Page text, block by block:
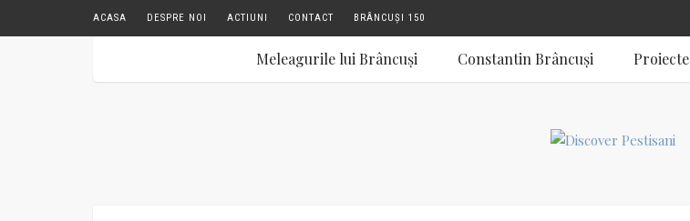
ACASA DESPRE NOI ACTIUNI CONTACT BRÂNCUȘI 150
Meleagurile lui Brâncuși Constantin Brâncuși Proiecte